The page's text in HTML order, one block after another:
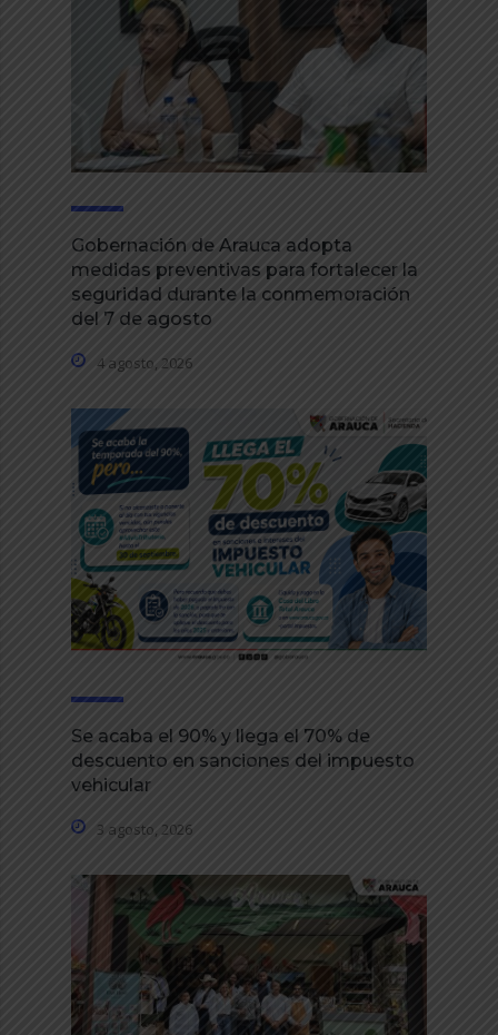
Gobernación de Arauca adopta
medidas preventivas para fortalecer la
seguridad durante la conmemoración
del 7 de agosto
4 agosto, 2026
Se acaba el 90% y llega el 70% de
descuento en sanciones del impuesto
vehicular
3 agosto, 2026